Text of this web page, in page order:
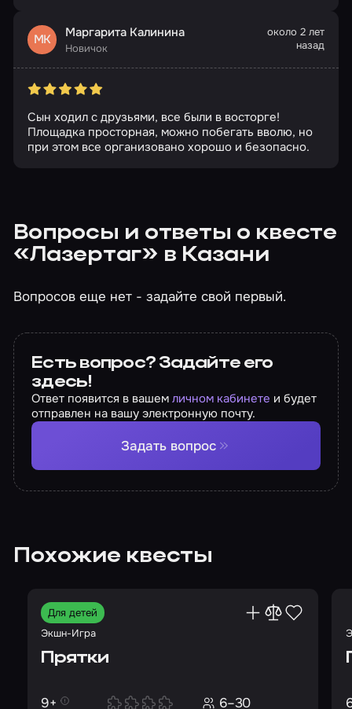
МК Маргарита Калинина
Новичок
около 2 лет
назад
Сын ходил с друзьями, все были в восторге!
Площадка просторная, можно побегать вволю, но
при этом все организовано хорошо и безопасно.
Вопросы и ответы о квесте
«Лазертаг» в Казани
Вопросов еще нет - задайте свой первый.
Есть вопрос? Задайте его
здесь!
Ответ появится в вашемличном кабинете и будет
отправлен на вашу электронную почту.
Задать вопрос
Похожие квесты
Для детей
Экшн-Игра
Прятки
9+ 6–30